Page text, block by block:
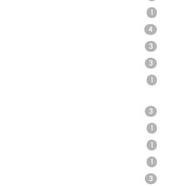
1
4
3
3
1
3
1
1
1
3